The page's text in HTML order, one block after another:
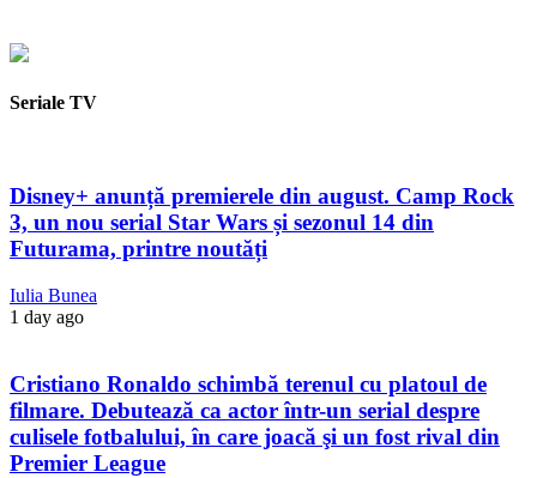
Seriale TV
Disney+ anunță premierele din august. Camp Rock
3, un nou serial Star Wars și sezonul 14 din
Futurama, printre noutăți
Iulia Bunea
1 day ago
Cristiano Ronaldo schimbă terenul cu platoul de
filmare. Debutează ca actor într-un serial despre
culisele fotbalului, în care joacă şi un fost rival din
Premier League